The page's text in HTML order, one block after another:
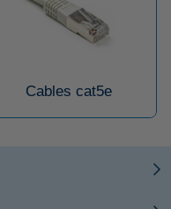
Cables cat5e